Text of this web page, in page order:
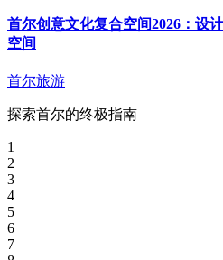
首尔创意文化复合空间2026：设
空间
首尔旅游
探索首尔的终极指南
1
2
3
4
5
6
7